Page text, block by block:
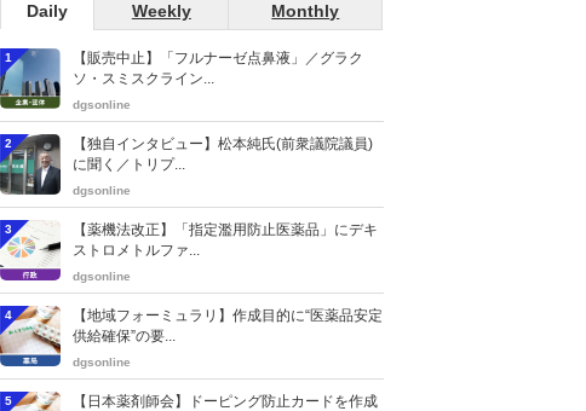
Daily Weekly Monthly
1
【販売中止】「フルナーゼ点鼻液」／グラク
ソ・スミスクライン...
dgsonline
2
【独自インタビュー】松本純氏(前衆議院議員)
に聞く／トリプ...
dgsonline
3
【薬機法改正】「指定濫用防止医薬品」にデキ
ストロメトルファ...
dgsonline
4
【地域フォーミュラリ】作成目的に“医薬品安定
供給確保”の要...
dgsonline
5 【日本薬剤師会】ドーピング防止カードを作成